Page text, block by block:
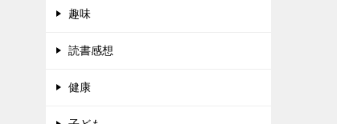
趣味
読書感想
健康